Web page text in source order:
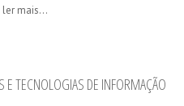
ler mais...
E TECNOLOGIAS DE INFORMAÇÃO